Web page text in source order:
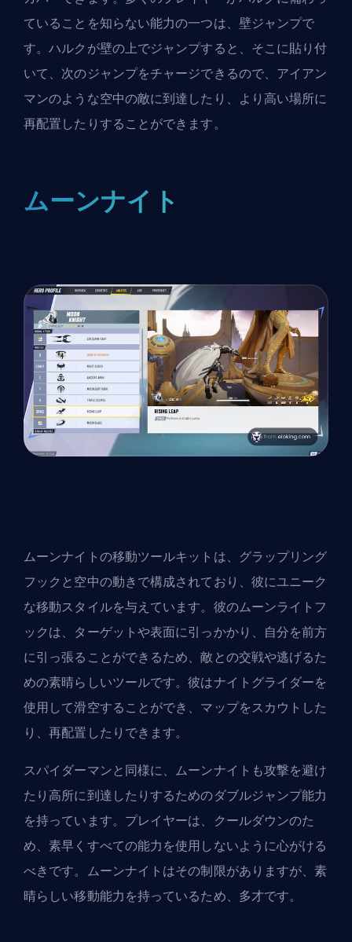
ていることを知らない能力の一つは、壁ジャンプで
す。ハルクが壁の上でジャンプすると、そこに貼り付
いて、次のジャンプをチャージできるので、アイアン
マンのような空中の敵に到達したり、より高い場所に
再配置したりすることができます。
ムーンナイト
ムーンナイトの移動ツールキットは、グラップリング
フックと空中の動きで構成されており、彼にユニーク
な移動スタイルを与えています。彼のムーンライトフ
ックは、ターゲットや表面に引っかかり、自分を前方
に引っ張ることができるため、敵との交戦や逃げるた
めの素晴らしいツールです。彼はナイトグライダーを
使用して滑空することができ、マップをスカウトした
り、再配置したりできます。
スパイダーマンと同様に、ムーンナイトも攻撃を避け
たり高所に到達したりするためのダブルジャンプ能力
を持っています。プレイヤーは、クールダウンのた
め、素早くすべての能力を使用しないように心がける
べきです。ムーンナイトはその制限がありますが、素
晴らしい移動能力を持っているため、多才です。